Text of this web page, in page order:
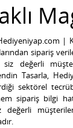
|
sipariş
değerli
Tasarla,
sektörel
sipariş bilgi
değerli